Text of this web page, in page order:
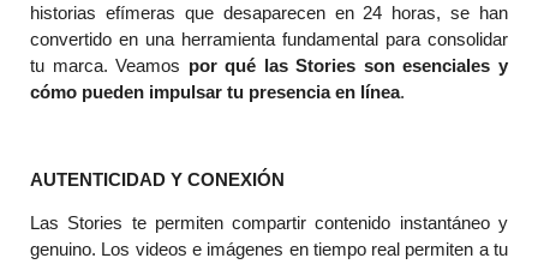
historias efímeras que desaparecen en 24 horas, se han
convertido en una herramienta fundamental para consolidar
tu marca. Veamos por qué las Stories son esenciales y
cómo pueden impulsar tu presencia en línea.
AUTENTICIDAD Y CONEXIÓN
Las Stories te permiten compartir contenido instantáneo y
genuino. Los videos e imágenes en tiempo real permiten a tu